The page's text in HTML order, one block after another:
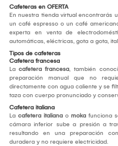
Cafeteras en OFERTA
En nuestra tienda virtual encontrarás
un café espresso o un café
experta en venta de
automáticas, eléctricas, gota a gota,
Tipos de cafeteras
Cafetera francesa
La cafetera francesa, también
preparación manual que no
directamente con agua caliente y se
taza con cuerpo pronunciado y
Cafetera italiana
La cafetera italiana o moka funciona
cámara inferior sube a presión a
resultando en una preparación
duradera y no requiere electricidad.